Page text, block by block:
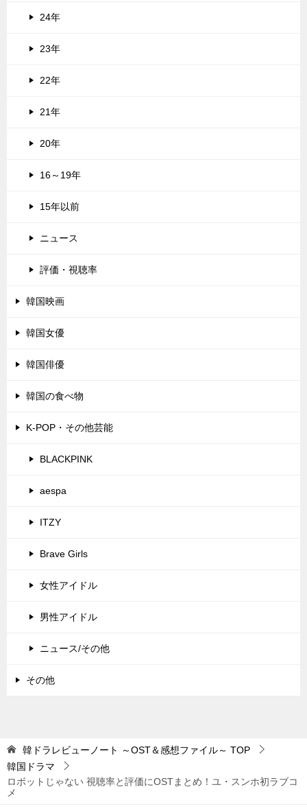
24年
23年
22年
21年
20年
16～19年
15年以前
ニュース
評価・視聴率
韓国映画
韓国女優
韓国俳優
韓国の食べ物
K-POP・その他芸能
BLACKPINK
aespa
ITZY
Brave Girls
女性アイドル
男性アイドル
ニュース/その他
その他
韓ドラレビューノート ～OST＆感想ファイル～ TOP
韓国ドラマ
ロボットじゃない 視聴率と評価にOSTまとめ！ユ・スンホ初ラブコ
メ